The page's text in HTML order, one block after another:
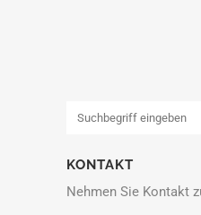
KONTAKT
Nehmen Sie Kontakt